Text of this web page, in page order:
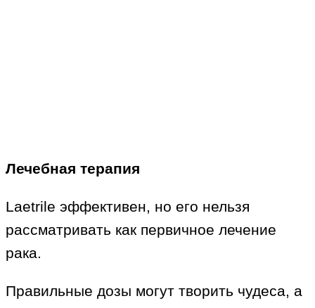
Лечебная терапия
Laetrile эффективен, но его нельзя
рассматривать как первичное лечение
рака.
Правильные дозы могут творить чудеса, а